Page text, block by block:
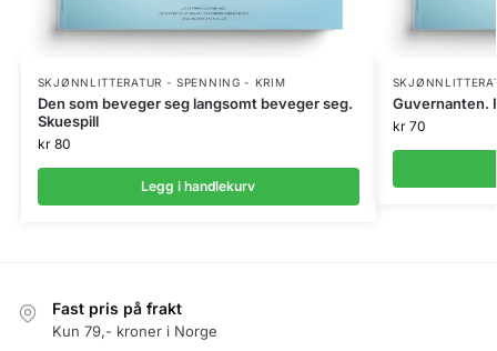
SKJØNNLITTERATUR - SPENNING - KRIM
Den som beveger seg langsomt beveger seg.
Skuespill
kr80
Legg i handlekurv
Guvernanten.
kr70
Fast pris på frakt
Kun 79,- kroner i Norge